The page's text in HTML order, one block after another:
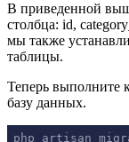
В приведенной
столбца: id,
мы также
таблицы.
Теперь выполните
базу данных.
php artisan